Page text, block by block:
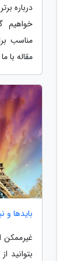
درباره
مناسب
مقاله با
بایدها و
بتوانید